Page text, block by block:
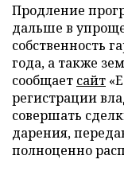
Продление
дальше в
собственность
года, а также
сообщает сайт
регистрации
совершать
дарения,
полноценно